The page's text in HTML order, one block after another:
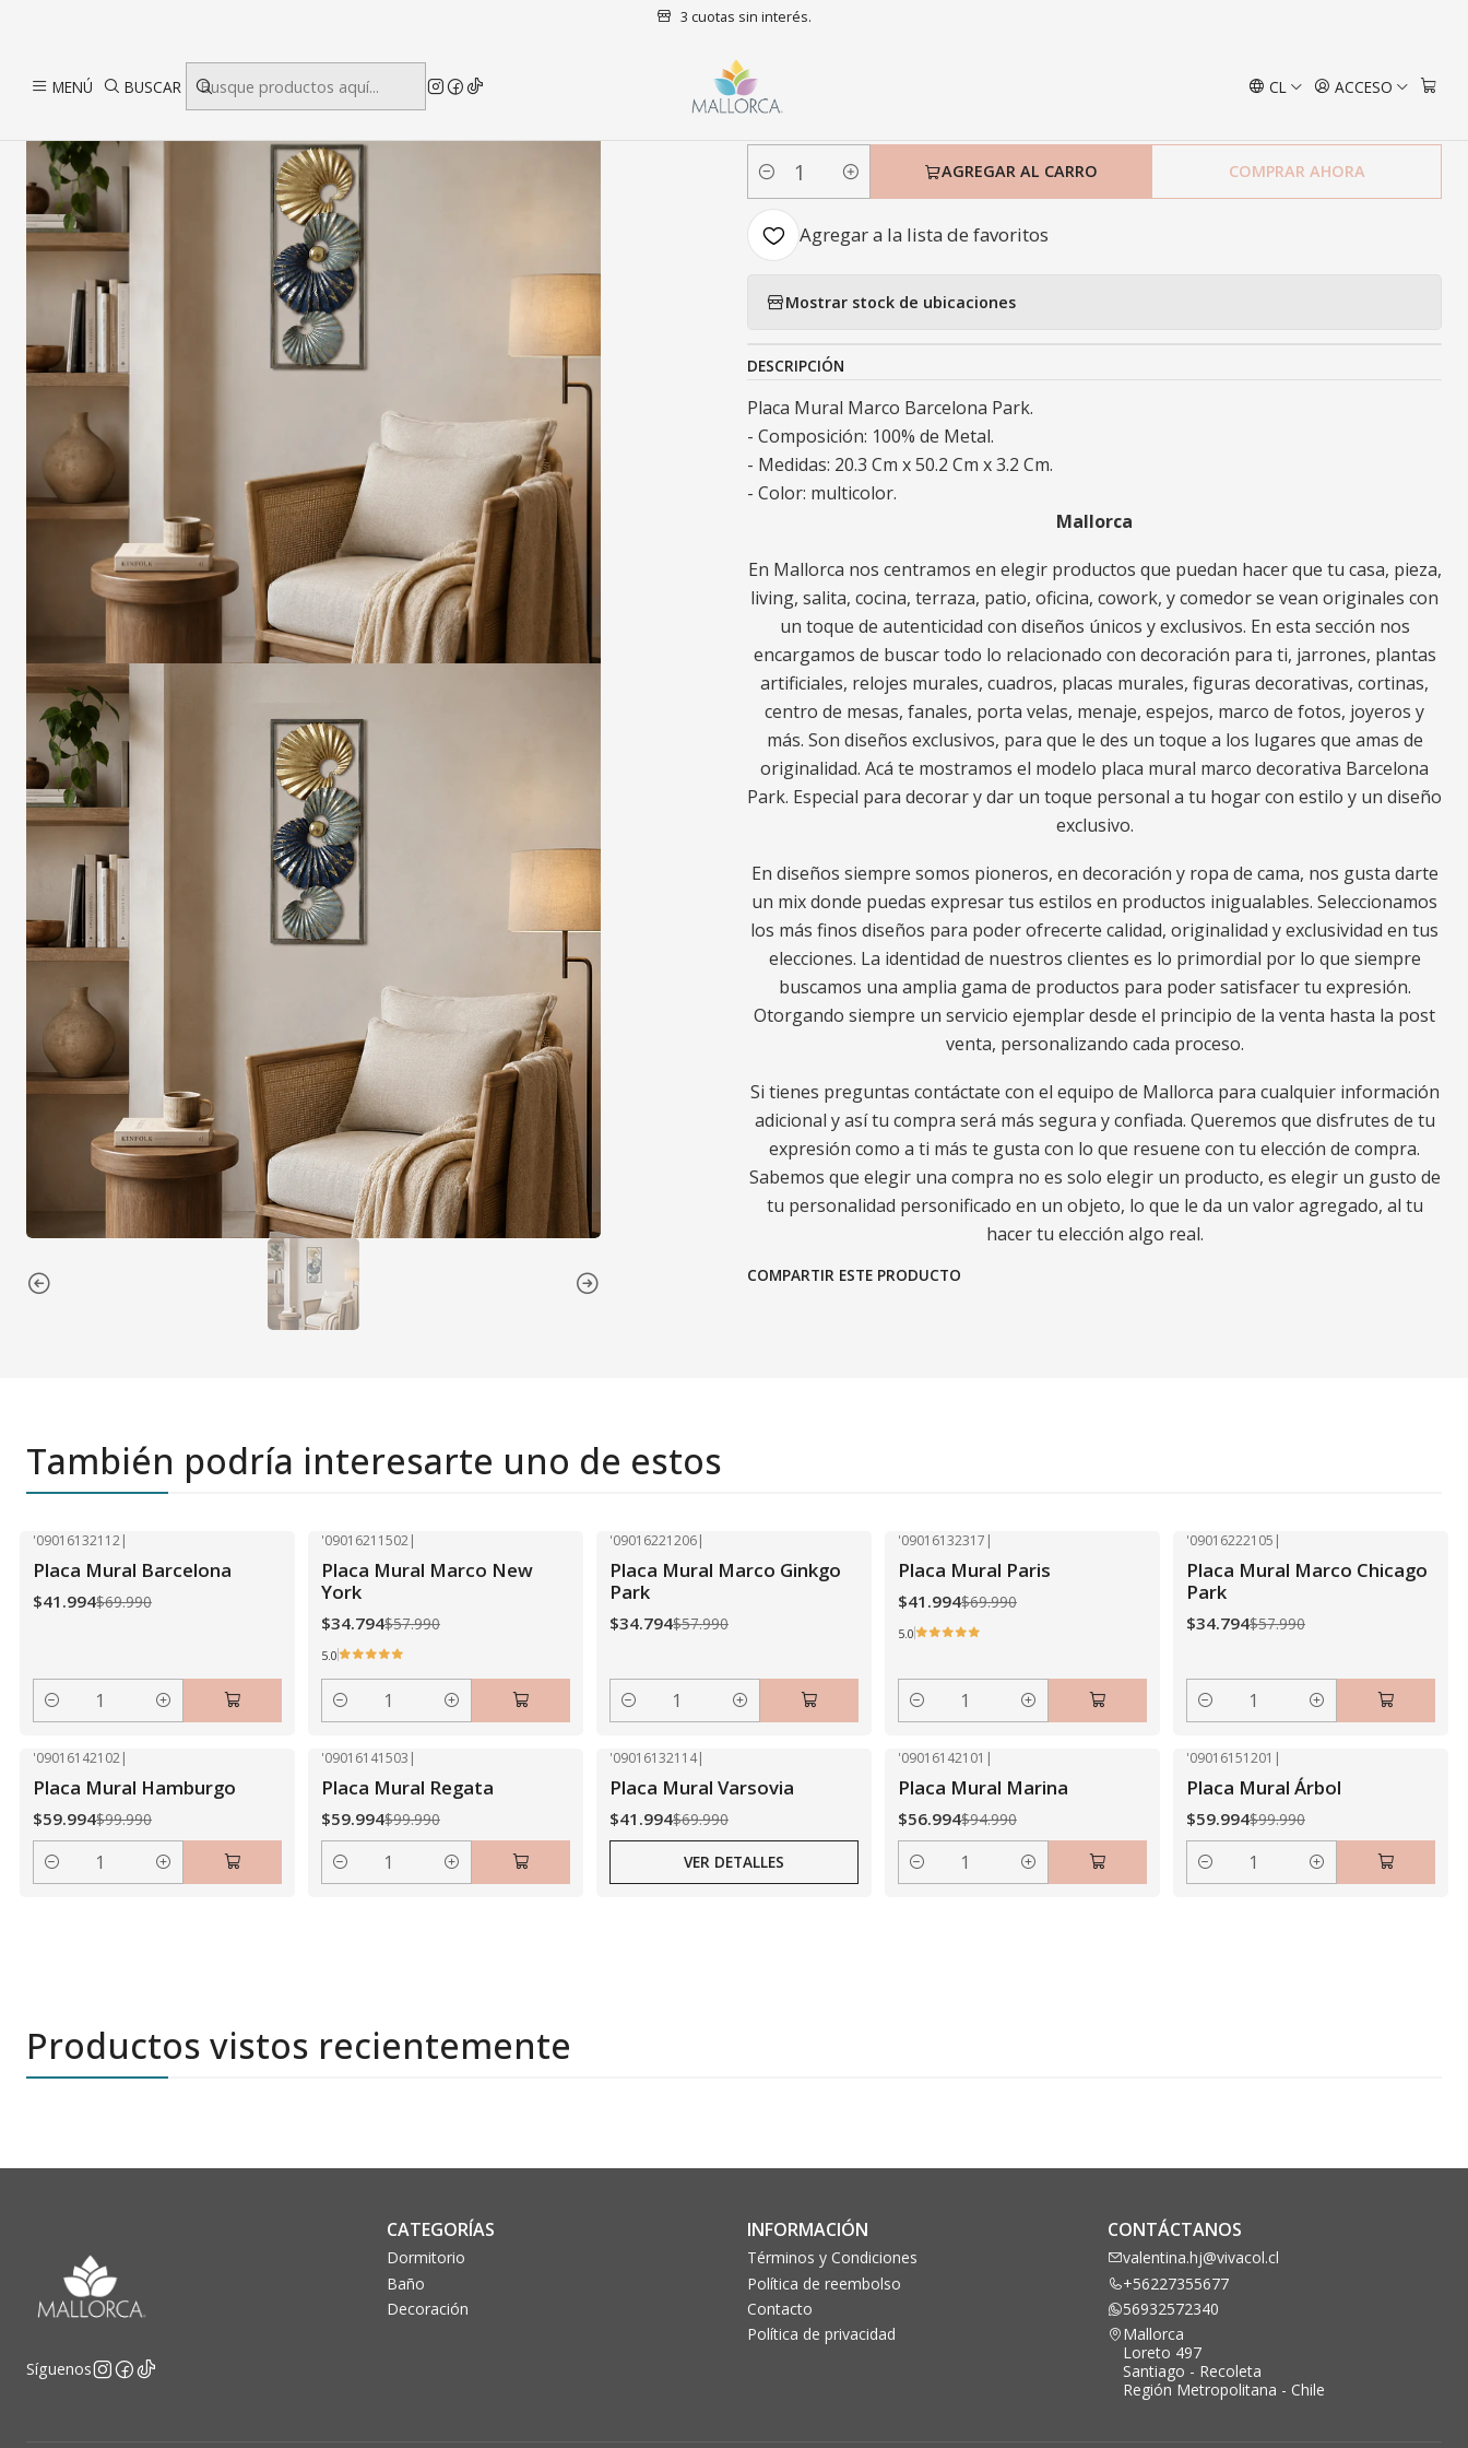
MENÚ BUSCAR CL ACCESO
3 cuotas sin interés.
Placas Murales Placa Mural Marco Barcelona Park
|
Placa Mural Marco Barcelona Park
Cantidad
AGREGAR AL CARRO COMPRAR AHORA
Agregar a la lista de favoritos
Mostrar stock de ubicaciones
DESCRIPCIÓN
Placa Mural Marco Barcelona Park.
- Composición: 100% de Metal.
- Medidas: 20.3 Cm x 50.2 Cm x 3.2 Cm.
- Color: multicolor.
Mallorca
En Mallorca nos centramos en elegir productos que puedan hacer que tu casa, pieza,
living, salita, cocina, terraza, patio, oficina, cowork, y comedor se vean originales con
un toque de autenticidad con diseños únicos y exclusivos. En esta sección nos
encargamos de buscar todo lo relacionado con decoración para ti, jarrones, plantas
artificiales, relojes murales, cuadros, placas murales, figuras decorativas, cortinas,
centro de mesas, fanales, porta velas, menaje, espejos, marco de fotos, joyeros y
más. Son diseños exclusivos, para que le des un toque a los lugares que amas de
originalidad. Acá te mostramos el modelo placa mural marco decorativa Barcelona
Park. Especial para decorar y dar un toque personal a tu hogar con estilo y un diseño
exclusivo.
En diseños siempre somos pioneros, en decoración y ropa de cama, nos gusta darte
un mix donde puedas expresar tus estilos en productos inigualables. Seleccionamos
los más finos diseños para poder ofrecerte calidad, originalidad y exclusividad en tus
elecciones. La identidad de nuestros clientes es lo primordial por lo que siempre
buscamos una amplia gama de productos para poder satisfacer tu expresión.
Otorgando siempre un servicio ejemplar desde el principio de la venta hasta la post
venta, personalizando cada proceso.
Si tienes preguntas contáctate con el equipo de Mallorca para cualquier información
adicional y así tu compra será más segura y confiada. Queremos que disfrutes de tu
expresión como a ti más te gusta con lo que resuene con tu elección de compra.
Sabemos que elegir una compra no es solo elegir un producto, es elegir un gusto de
tu personalidad personificado en un objeto, lo que le da un valor agregado, al tu
hacer tu elección algo real.
COMPARTIR ESTE PRODUCTO
También podría interesarte uno de estos
'09016132112|
Placa Mural Barcelona
$41.994$69.990
Cantidad
'09016211502|
Placa Mural Marco New
York
$34.794$57.990
5.0
Cantidad
'09016221206|
Placa Mural Marco Ginkgo
Park
$34.794$57.990
Cantidad
'09016132317 |
Placa Mural Paris
$41.994$69.990
5.0
Cantidad
'09016222105 |
Placa Mural Marco Chicago
Park
$34.794$57.990
Cantidad
'09016142102|
Placa Mural Hamburgo
$59.994$99.990
Cantidad
'09016141503 |
Placa Mural Regata
$59.994$99.990
Cantidad
Agotado
'09016132114|
Placa Mural Varsovia
$41.994$69.990
VER DETALLES
'09016142101 |
Placa Mural Marina
$56.994$94.990
Cantidad
'09016151201 |
Placa Mural Árbol
$59.994$99.990
Cantidad
Productos vistos recientemente
Síguenos
CATEGORÍAS
Dormitorio
Baño
Decoración
INFORMACIÓN
Términos y Condiciones
Política de reembolso
Contacto
Política de privacidad
CONTÁCTANOS
valentina.hj@vivacol.cl
+56227355677
56932572340
Mallorca
Loreto 497
Santiago - Recoleta
Región Metropolitana - Chile